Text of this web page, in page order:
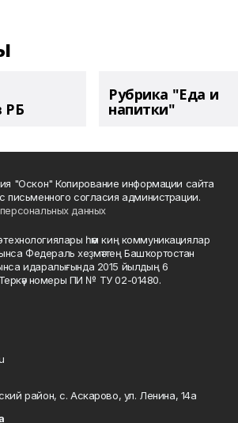
РБ
Рубрика "Еда и
напитки"
"Оскон" Копирование информации сайта
письменного согласия администрации.
данных
технологиялары һәм киң коммуникациялар
Федераль хеҙмәттең Башҡортостан
идаралығында 2015 йылдың 6
Теркәү номеры ПИ № ТУ 02-01480.
район, с. Аскарово, ул. Ленина, 14а